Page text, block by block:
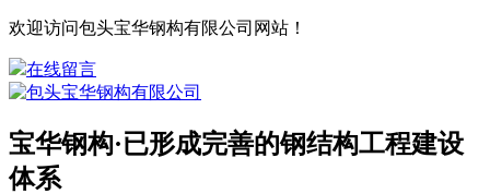
欢迎访问包头宝华钢构有限公司网站！
在线留言
宝华钢构·已形成完善的钢结构工程建设
体系